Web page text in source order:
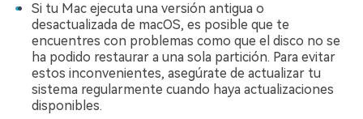
Si tu Mac ejecuta una versión antigua o
desactualizada de macOS, es posible que te
encuentres con problemas como que el disco no se
ha podido restaurar a una sola partición.󠀲󠀡󠀩󠀣󠀡󠀣󠀠󠀧󠀡󠀳󠀰 Para evitar
estos inconvenientes, asegúrate de actualizar tu
sistema regularmente cuando haya actualizaciones
disponibles.󠀲󠀡󠀩󠀣󠀡󠀣󠀠󠀧󠀢